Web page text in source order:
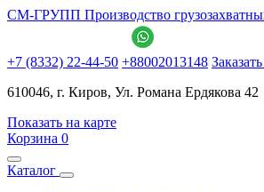
СМ-ГРУПП Производство
+7 (8332) 22-44-50 +88002013148
610046, г. Киров, Ул. Романа Ердякова 42
Показать на карте
Корзина 0
Каталог